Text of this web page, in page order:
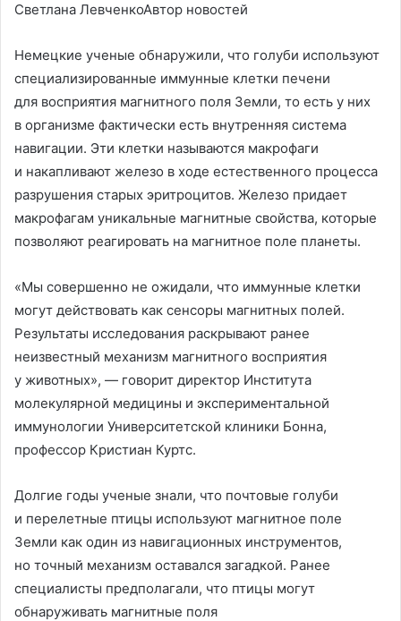
Светлана ЛевченкоАвтор новостей
Немецкие ученые обнаружили, что голуби используют
специализированные иммунные клетки печени
для восприятия магнитного поля Земли, то есть у них
в организме фактически есть внутренняя система
навигации. Эти клетки называются макрофаги
и накапливают железо в ходе естественного процесса
разрушения старых эритроцитов. Железо придает
макрофагам уникальные магнитные свойства, которые
позволяют реагировать на магнитное поле планеты.
«Мы совершенно не ожидали, что иммунные клетки
могут действовать как сенсоры магнитных полей.
Результаты исследования раскрывают ранее
неизвестный механизм магнитного восприятия
у животных», — говорит директор Института
молекулярной медицины и экспериментальной
иммунологии Университетской клиники Бонна,
профессор Кристиан Куртс.
Долгие годы ученые знали, что почтовые голуби
и перелетные птицы используют магнитное поле
Земли как один из навигационных инструментов,
но точный механизм оставался загадкой. Ранее
специалисты предполагали, что птицы могут
обнаруживать магнитные поля